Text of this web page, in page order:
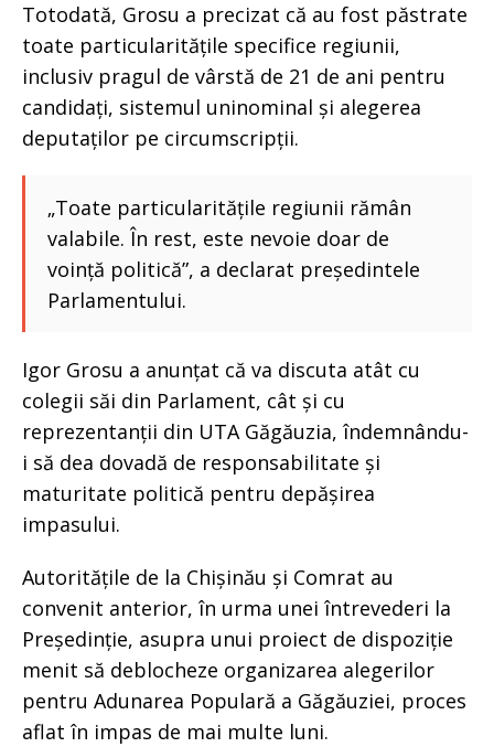
Totodată, Grosu a precizat că au fost păstrate
toate particularitățile specifice regiunii,
inclusiv pragul de vârstă de 21 de ani pentru
candidați, sistemul uninominal și alegerea
deputaților pe circumscripții.
„Toate particularitățile regiunii rămân
valabile. În rest, este nevoie doar de
voință politică”, a declarat președintele
Parlamentului.
Igor Grosu a anunțat că va discuta atât cu
colegii săi din Parlament, cât și cu
reprezentanții din UTA Găgăuzia, îndemnându-
i să dea dovadă de responsabilitate și
maturitate politică pentru depășirea
impasului.
Autoritățile de la Chișinău și Comrat au
convenit anterior, în urma unei întrevederi la
Președinție, asupra unui proiect de dispoziție
menit să deblocheze organizarea alegerilor
pentru Adunarea Populară a Găgăuziei, proces
aflat în impas de mai multe luni.